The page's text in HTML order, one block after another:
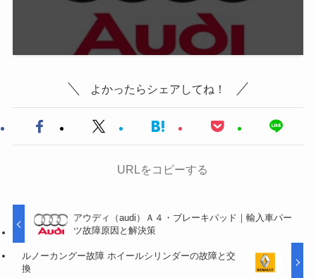
よかったらシェアしてね！
URLをコピーする
アウディ（audi）Ａ４・ブレーキパッド｜輸入車パー
ツ故障原因と解決策
ルノーカングー故障 ホイールシリンダーの故障と交
換